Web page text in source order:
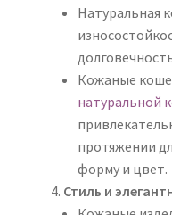
Натуральная
Кожаные
натуральной
протяжении
форму и цвет.
Стиль и